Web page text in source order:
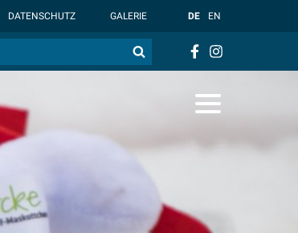
DATENSCHUTZ GALERIE DE EN